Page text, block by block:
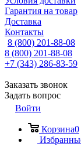
Гарантия на товар
Доставка
Контакты
8 (800) 201-88-08
8 (800) 201-88-08
+7 (343) 286-83-59
Заказать звонок
Задать вопрос
Войти
Корзина0